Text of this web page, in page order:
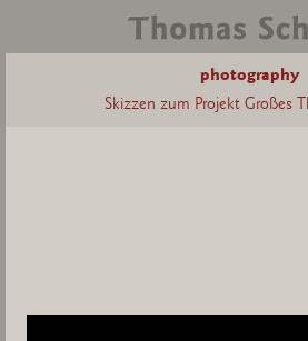
photography
Skizzen zum Projekt Großes